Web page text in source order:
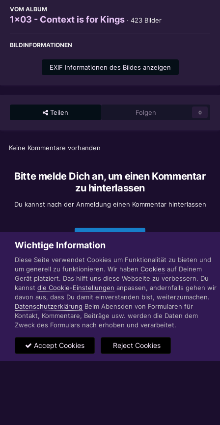
VOM ALBUM
1x03 - Context is for Kings · 423 Bilder
BILDINFORMATIONEN
EXIF Informationen des Bildes anzeigen
Teilen Folgen 0
Keine Kommentare vorhanden
Bitte melde Dich an, um einen Kommentar
zu hinterlassen
Du kannst nach der Anmeldung einen Kommentar hinterlassen
Datenschutzerklärung Impressum
© 1999 - 2022 RÄBIGER IT|WEB|VIDEO|CONSULTING
www.raebiger.pro
Powered by Invision Community
Wichtige Information
Diese Seite verwendet Cookies um Funktionalität zu bieten und
um generell zu funktionieren. Wir haben Cookies auf Deinem
Gerät platziert. Das hilft uns diese Webseite zu verbessern. Du
kannst die Cookie-Einstellungen anpassen, andernfalls gehen wir
davon aus, dass Du damit einverstanden bist, weiterzumachen.
Datenschutzerklärung Beim Abensden von Formularen für
Kontakt, Kommentare, Beiträge usw. werden die Daten dem
Zweck des Formulars nach erhoben und verarbeitet.
Accept Cookies Reject Cookies